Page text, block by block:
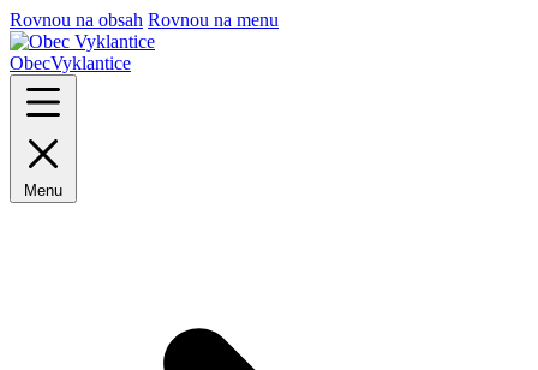
Rovnou na obsah Rovnou na menu
ObecVyklantice
Menu